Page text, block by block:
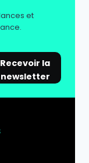
et
Recevoir la
newsletter